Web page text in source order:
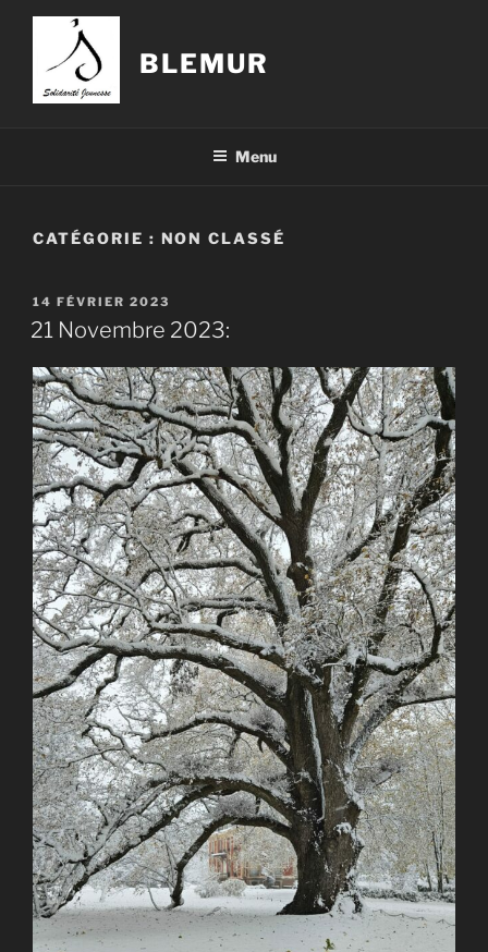
Aller
contenu
principal
BLEMUR
Menu
CATÉGORIE : NON CLASSÉ
PUBLIÉ
LE
14 FÉVRIER 2023
21 Novembre 2023: